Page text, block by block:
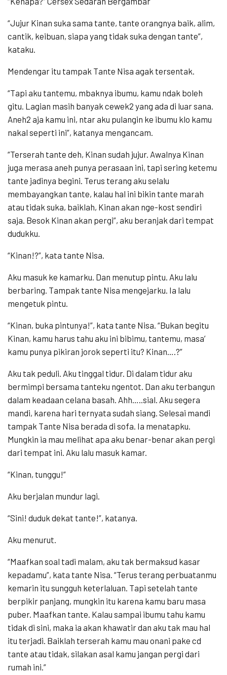
“Jujur Kinan suka sama tante, tante orangnya baik, alim,
cantik, keibuan, siapa yang tidak suka dengan tante”,
kataku.
Mendengar itu tampak Tante Nisa agak tersentak.
“Tapi aku tantemu, mbaknya ibumu, kamu ndak boleh
gitu. Lagian masih banyak cewek2 yang ada di luar sana.
Aneh2 aja kamu ini, ntar aku pulangin ke ibumu klo kamu
nakal seperti ini”, katanya mengancam.
“Terserah tante deh, Kinan sudah jujur. Awalnya Kinan
juga merasa aneh punya perasaan ini, tapi sering ketemu
tante jadinya begini. Terus terang aku selalu
membayangkan tante, kalau hal ini bikin tante marah
atau tidak suka, baiklah, Kinan akan nge-kost sendiri
saja. Besok Kinan akan pergi”, aku beranjak dari tempat
dudukku.
“Kinan!?”, kata tante Nisa.
Aku masuk ke kamarku. Dan menutup pintu. Aku lalu
berbaring. Tampak tante Nisa mengejarku. Ia lalu
mengetuk pintu.
“Kinan, buka pintunya!”, kata tante Nisa. “Bukan begitu
Kinan, kamu harus tahu aku ini bibimu, tantemu, masa’
kamu punya pikiran jorok seperti itu? Kinan….?”
Aku tak peduli. Aku tinggal tidur. Di dalam tidur aku
bermimpi bersama tanteku ngentot. Dan aku terbangun
dalam keadaan celana basah. Ahh…..sial. Aku segera
mandi, karena hari ternyata sudah siang. Selesai mandi
tampak Tante Nisa berada di sofa. Ia menatapku.
Mungkin ia mau melihat apa aku benar-benar akan pergi
dari tempat ini. Aku lalu masuk kamar.
“Kinan, tunggu!”
Aku berjalan mundur lagi.
“Sini! duduk dekat tante!”, katanya.
Aku menurut.
“Maafkan soal tadi malam, aku tak bermaksud kasar
kepadamu”, kata tante Nisa. “Terus terang perbuatanmu
kemarin itu sungguh keterlaluan. Tapi setelah tante
berpikir panjang, mungkin itu karena kamu baru masa
puber. Maafkan tante. Kalau sampai ibumu tahu kamu
tidak di sini, maka ia akan khawatir dan aku tak mau hal
itu terjadi. Baiklah terserah kamu mau onani pake cd
tante atau tidak, silakan asal kamu jangan pergi dari
rumah ini.”